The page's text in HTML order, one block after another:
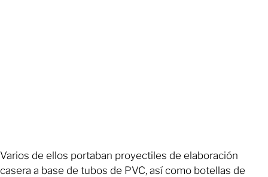
Varios de ellos portaban proyectiles de elaboración
casera a base de tubos de PVC, así como botellas de